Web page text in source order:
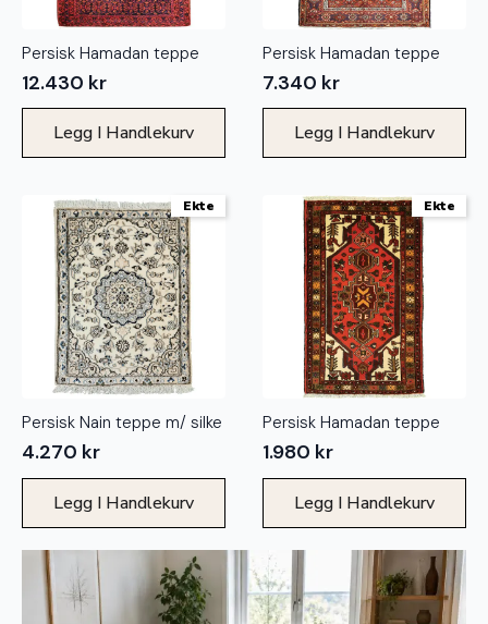
Persisk Hamadan teppe
12.430 kr
Legg I Handlekurv
Persisk Hamadan teppe
7.340 kr
Legg I Handlekurv
Ekte
Persisk Nain teppe m/ silke
4.270 kr
Legg I Handlekurv
Ekte
Persisk Hamadan teppe
1.980 kr
Legg I Handlekurv